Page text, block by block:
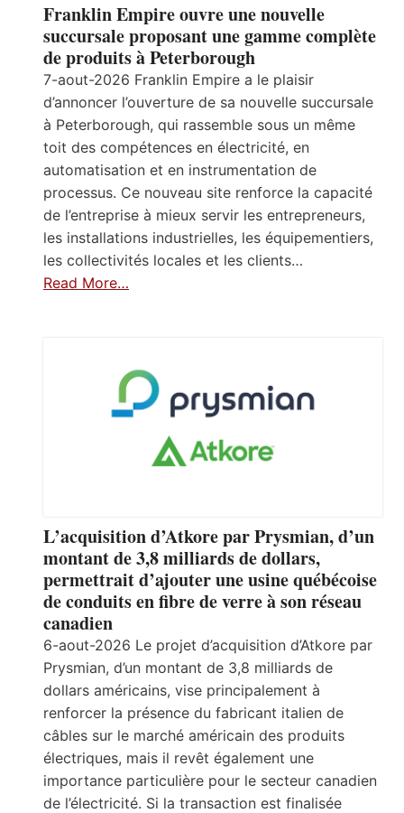
Franklin Empire ouvre une nouvelle
succursale proposant une gamme complète
de produits à Peterborough
7-aout-2026 Franklin Empire a le plaisir
d’annoncer l’ouverture de sa nouvelle succursale
à Peterborough, qui rassemble sous un même
toit des compétences en électricité, en
automatisation et en instrumentation de
processus. Ce nouveau site renforce la capacité
de l’entreprise à mieux servir les entrepreneurs,
les installations industrielles, les équipementiers,
les collectivités locales et les clients…
Read More…
L’acquisition d’Atkore par Prysmian, d’un
montant de 3,8 milliards de dollars,
permettrait d’ajouter une usine québécoise
de conduits en fibre de verre à son réseau
canadien
6-aout-2026 Le projet d’acquisition d’Atkore par
Prysmian, d’un montant de 3,8 milliards de
dollars américains, vise principalement à
renforcer la présence du fabricant italien de
câbles sur le marché américain des produits
électriques, mais il revêt également une
importance particulière pour le secteur canadien
de l’électricité. Si la transaction est finalisée